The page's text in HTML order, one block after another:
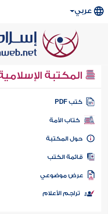
عربي
المكتبة
كتب PDF
كتاب الأمة
المكتبة
الكتب
موضوعي